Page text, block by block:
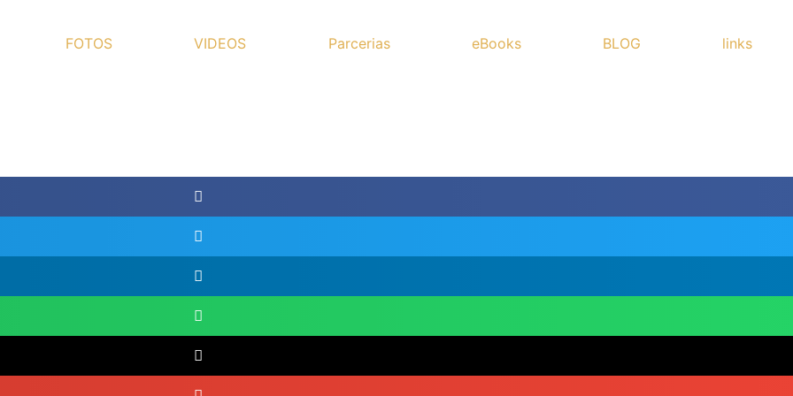
FOTOS VIDEOS Parcerias eBooks BLOG links